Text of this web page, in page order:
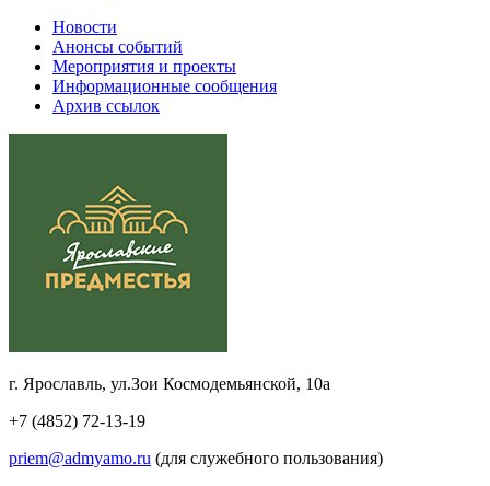
Новости
Анонсы событий
Мероприятия и проекты
Информационные сообщения
Архив ссылок
г. Ярославль, ул.Зои Космодемьянской, 10а
+7 (4852) 72-13-19
priem@admyamo.ru (для служебного пользования)